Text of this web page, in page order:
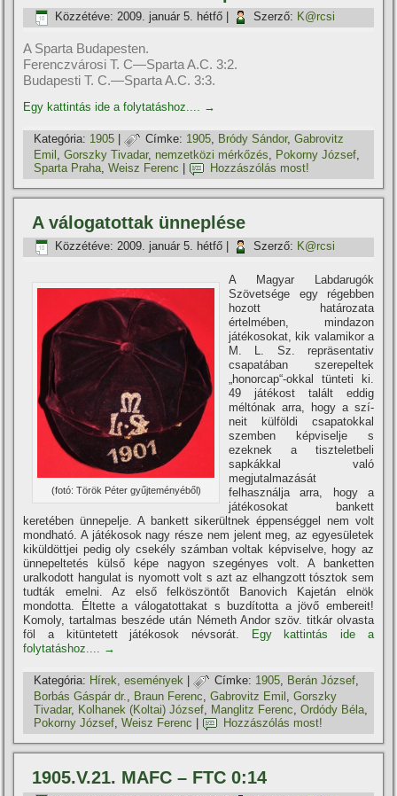
Közzétéve: 2009. január 5. hétfő Szerző: K@rcsi
A Sparta Budapesten.
Ferenczvárosi T. C—Sparta A.C. 3:2.
Budapesti T. C.—Sparta A.C. 3:3.
Egy kattintás ide a folytatáshoz.... →
Kategória: 1905 | Címke: 1905, Bródy Sándor,Gabrovitz
Emil
,Gorszky Tivadar, nemzetközi mérkőzés Pokorny József
Sparta Praha,Weisz Ferenc Hozzászólás most!
A válogatottak ünneplése
Közzétéve: 2009. január 5. hétfő Szerző: K@rcsi
(fotó: Török Péter gyűjteményéből)
A Magyar Labdarugók
Szövetsége egy régebben
hozott határozata
értelmében, mindazon
játékosokat, kik valamikor a
M. L. Sz. repräsentativ
csapatában szerepeltek
„honorcap“-okkal tünteti ki.
49 játékost talált eddig
méltónak arra, hogy a szí­
neit külföldi csapatokkal
szemben képviselje s
ezeknek a tiszteletbeli
sapkákkal való
megjutalmazását
felhasználja arra, hogy a
játékosokat bankett
keretében ünnepelje. A bankett sikerültnek éppenséggel nem volt
mondható. A játékosok nagy része nem jelent meg, az egyesületek
kiküldöttjei pedig oly csekély számban voltak képviselve, hogy az
ünnepeltetés külső képe nagyon szegényes volt. A banketten
uralkodott hangulat is nyomott volt s azt az elhangzott tósztok sem
tudták emelni. Az első felköszöntőt Banovich Kajetán elnök
mondotta. Éltette a válogatottakat s buzdí­totta a jövő embereit!
Komoly, tartalmas beszéde után Németh Andor szöv. titkár olvasta
föl a kitüntetett játékosok névsorát.
Egy kattintás ide a
folytatáshoz....
→
Kategória: Hí­rek, események | Címke: 1905, Berán József,
Borbás Gáspár dr.
Braun Ferenc ,Gabrovitz Emil ,Gorszky
Tivadar, Kolhanek (Koltai) József Manglitz Ferenc ,Ordódy Béla
Pokorny József,Weisz Ferenc Hozzászólás most!
1905.V.21. MAFC – FTC 0:14